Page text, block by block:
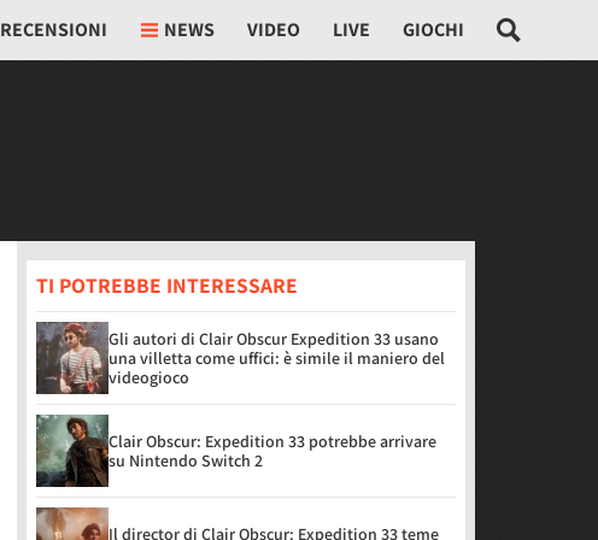
RECENSIONI NEWS VIDEO LIVE GIOCHI
TI POTREBBE INTERESSARE
Gli autori di Clair Obscur Expedition 33 usano
una villetta come uffici: è simile il maniero del
videogioco
Clair Obscur: Expedition 33 potrebbe arrivare
su Nintendo Switch 2
Il director di Clair Obscur: Expedition 33 teme